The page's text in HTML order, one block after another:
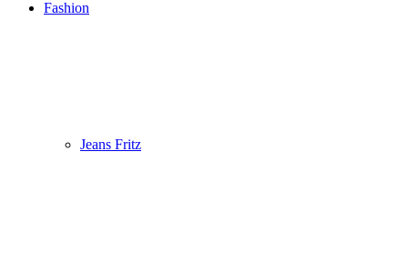
Fashion
Jeans Fritz